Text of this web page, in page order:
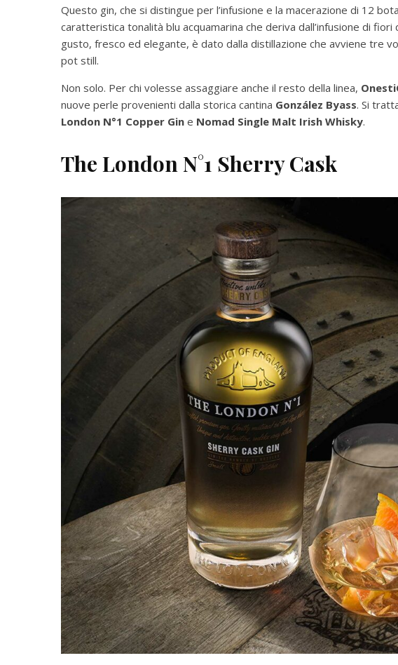
Questo gin, che si distingue per l’infusione e la macerazione di 12
caratteristica tonalità blu acquamarina che deriva dall’infusione di
gusto, fresco ed elegante, è dato dalla distillazione che avviene tre
pot still.
Non solo. Per chi volesse assaggiare anche il resto della linea,
nuove perle provenienti dalla storica cantina González Byass. Si
London N°1 Copper Gin e Nomad Single Malt Irish Whisky.
The London N°1 Sherry Cask